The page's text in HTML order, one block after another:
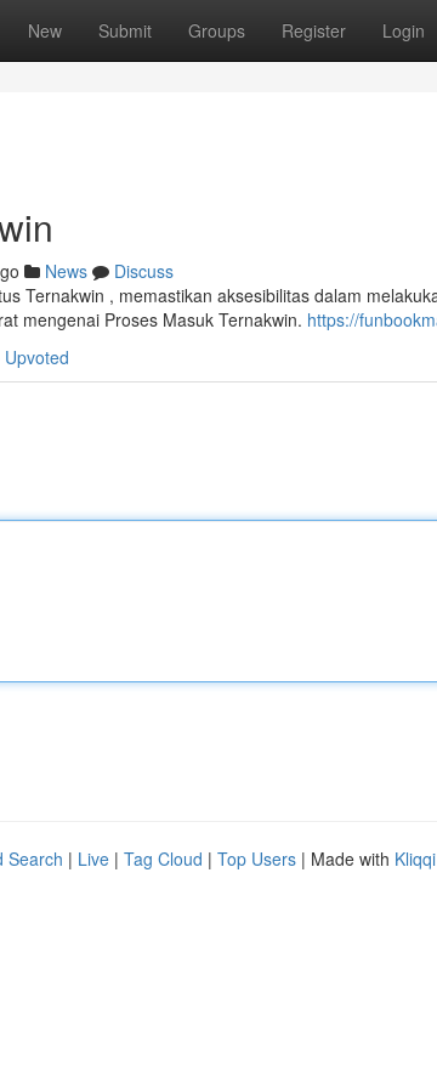
New Submit Groups Register Login
News
Discuss
Ternakwin , memastikan aksesibilitas dalam
mengenai Proses Masuk Ternakwin. https://
Search | Live | Tag Cloud | Top Users | Made with